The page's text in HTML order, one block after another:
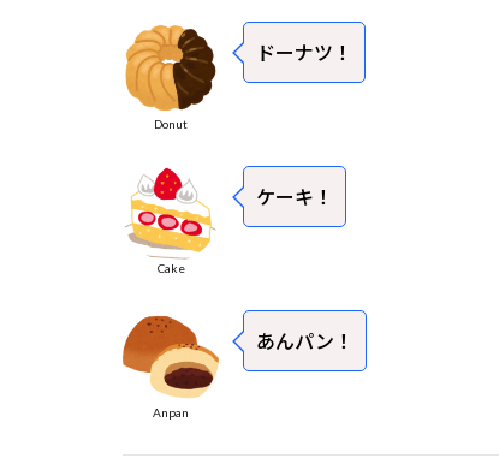
Donut
ドーナツ！
Cake
ケーキ！
Anpan
あんパン！